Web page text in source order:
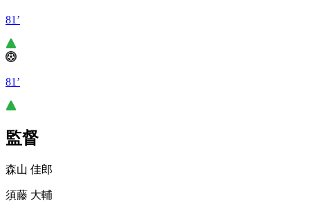
81’
81’
監督
森山 佳郎
須藤 大輔